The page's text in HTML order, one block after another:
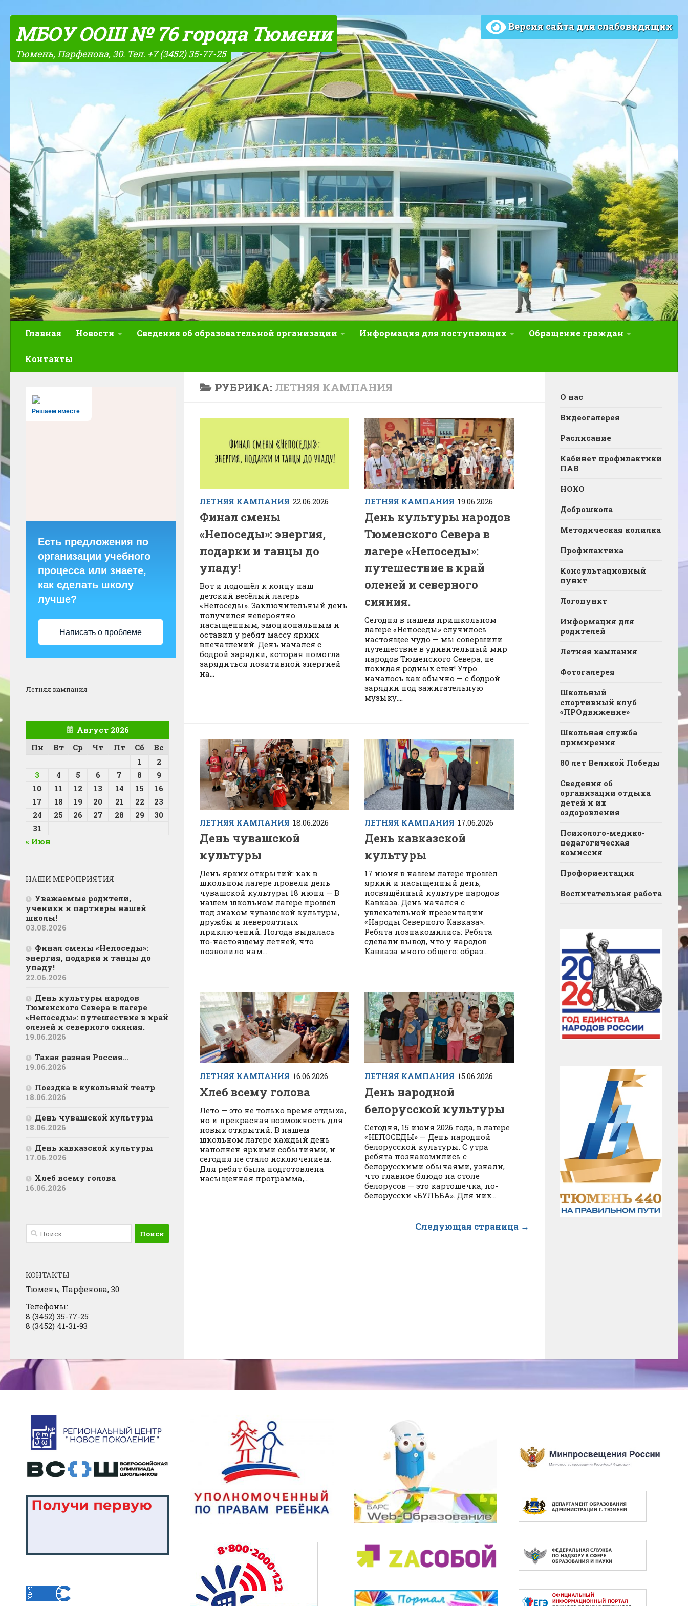
Skip to content
МБОУ ООШ № 76 города Тюмени
Тюмень, Парфенова, 30. Тел. +7 (3452) 35-77-25
Версия сайта для слабовидящих
Главная Новости Сведения об образовательной организации Информация для поступающих Обращение граждан
Контакты
РУБРИКА: ЛЕТНЯЯ КАМПАНИЯ
ЛЕТНЯЯ КАМПАНИЯ 22.06.2026
Финал смены
«Непоседы»: энергия,
подарки и танцы до
упаду!
Вот и подошёл к концу наш
детский весёлый лагерь
«Непоседы». Заключительный день
получился невероятно
насыщенным, эмоциональным и
оставил у ребят массу ярких
впечатлений. День начался с
бодрой зарядки, которая помогла
зарядиться позитивной энергией
на...
ЛЕТНЯЯ КАМПАНИЯ 19.06.2026
День культуры народов
Тюменского Севера в
лагере «Непоседы»:
путешествие в край
оленей и северного
сияния.
Сегодня в нашем пришкольном
лагере «Непоседы» случилось
настоящее чудо — мы совершили
путешествие в удивительный мир
народов Тюменского Севера, не
покидая родных стен! Утро
началось как обычно — с бодрой
зарядки под зажигательную
музыку....
ЛЕТНЯЯ КАМПАНИЯ 18.06.2026
День чувашской
культуры
День ярких открытий: как в
школьном лагере провели день
чувашской культуры 18 июня — В
нашем школьном лагере прошёл
под знаком чувашской культуры,
дружбы и невероятных
приключений. Погода выдалась
по-настоящему летней, что
позволило нам...
ЛЕТНЯЯ КАМПАНИЯ 17.06.2026
День кавказской
культуры
17 июня в нашем лагере прошёл
яркий и насыщенный день,
посвящённый культуре народов
Кавказа. День начался с
увлекательной презентации
«Народы Северного Кавказа».
Ребята познакомились: Ребята
сделали вывод, что у народов
Кавказа много общего: образ...
ЛЕТНЯЯ КАМПАНИЯ 16.06.2026
Хлеб всему голова
Лето — это не только время отдыха,
но и прекрасная возможность для
новых открытий. В нашем
школьном лагере каждый день
наполнен яркими событиями, и
сегодня не стало исключением.
Для ребят была подготовлена
насыщенная программа,...
ЛЕТНЯЯ КАМПАНИЯ 15.06.2026
День народной
белорусской культуры
Сегодня, 15 июня 2026 года, в лагере
«НЕПОСЕДЫ» — День народной
белорусской культуры. С утра
ребята познакомились с
белорусскими обычаями, узнали,
что главное блюдо на столе
белорусов — это картошечка, по-
белорусски «БУЛЬБА». Для них...
Следующая страница →
Решаем вместе
Есть предложения по
организации учебного
процесса или знаете,
как сделать школу
лучше?
Написать о проблеме
Летняя кампания
Август 2026
Пн
Вт Ср Чт Пт Сб
Вс
1
2
3
4 5 6 7 8
9
10
11 12 13 14 15
16
17
18 19 20 21 22
23
24
25 26 27 28 29
30
31
« Июн
НАШИ МЕРОПРИЯТИЯ
Уважаемые родители,
ученики и партнеры нашей
школы!
03.08.2026
Финал смены «Непоседы»:
энергия, подарки и танцы до
упаду!
22.06.2026
День культуры народов
Тюменского Севера в лагере
«Непоседы»: путешествие в край
оленей и северного сияния.
19.06.2026
Такая разная Россия…
19.06.2026
Поездка в кукольный театр
18.06.2026
День чувашской культуры
18.06.2026
День кавказской культуры
17.06.2026
Хлеб всему голова
16.06.2026
Найти:
КОНТАКТЫ
Тюмень, Парфенова, 30
Телефоны:
8 (3452) 35-77-25
8 (3452) 41-31-93
О нас
Видеогалерея
Расписание
Кабинет профилактики
ПАВ
НОКО
Доброшкола
Методическая копилка
Профилактика
Консультационный
пункт
Логопункт
Информация для
родителей
Летняя кампания
Фотогалерея
Школьный
спортивный клуб
«ПРОдвижение»
Школьная служба
примирения
80 лет Великой Победы
Сведения об
организации отдыха
детей и их
оздоровления
Психолого-медико-
педагогическая
комиссия
Профориентация
Воспитательная работа